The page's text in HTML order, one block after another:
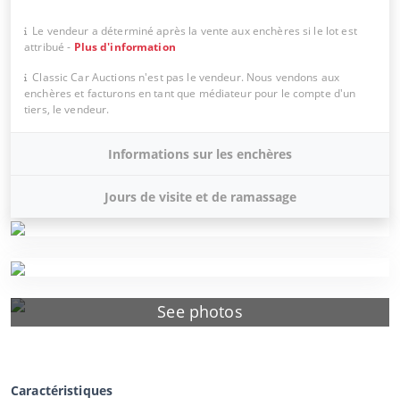
See photos
Le vendeur a déterminé après la vente aux enchères si le lot est
attribué - Plus d'information
Classic Car Auctions n'est pas le vendeur. Nous vendons aux
enchères et facturons en tant que médiateur pour le compte d'un
tiers, le vendeur.
Informations sur les enchères
Jours de visite et de ramassage
Caractéristiques